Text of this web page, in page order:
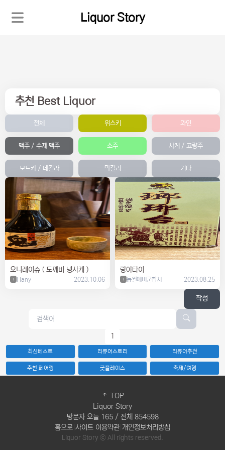
Liquor Story
추천 Best Liquor
전체 위스키 와인
맥주 / 수제 맥주 소주 사케 / 고량주
보드카 / 데킬라 막걸리 기타
오니레이슈 ( 도깨비 냉사케 )
1 Hany 2023.10.06
랑야타이
1 동원예비군참치 2023.08.25
작성
1
최신베스트 리큐어스토리 리큐어추천
추천 페어링 굿플레이스 축제/여행
Liquor Story
TOP
방문자 오늘 165 / 전체 854598
홈으로 사이트 이용약관| 개인정보처리방침
Liquor Story ⓒ All rights reserved.